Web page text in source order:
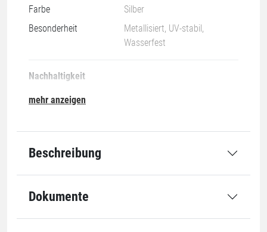
Farbe
Silber
Besonderheit
Metallisiert, UV-stabil,
Wasserfest
Nachhaltigkeit
mehr anzeigen
Beschreibung
Dokumente